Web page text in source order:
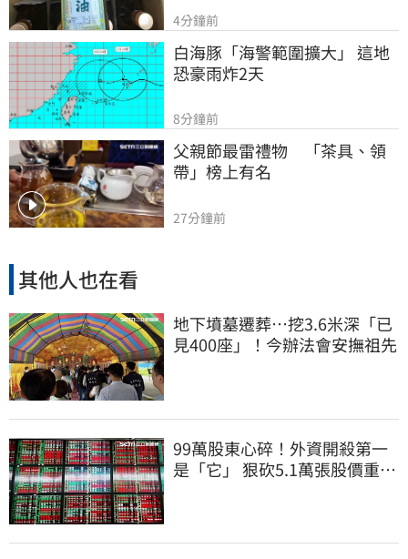
4分鐘前
白海豚「海警範圍擴大」 這地
恐豪雨炸2天
8分鐘前
父親節最雷禮物　「茶具、領
帶」榜上有名
27分鐘前
其他人也在看
地下墳墓遷葬…挖3.6米深「已
見400座」！今辦法會安撫祖先
99萬股東心碎！外資開殺第一
是「它」 狠砍5.1萬張股價重挫